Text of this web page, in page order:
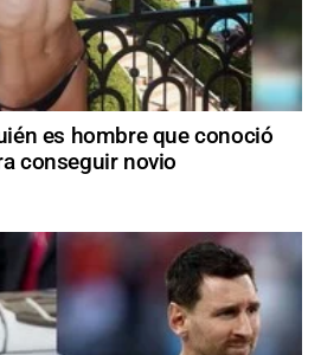
es hombre que conoció
conseguir novio